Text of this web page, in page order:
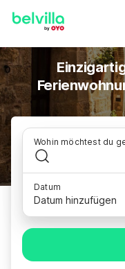
Wohin möchtest du
Datum
Datum hinzufügen